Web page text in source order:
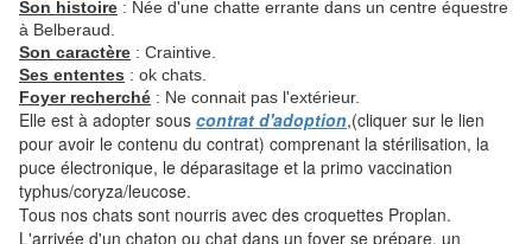
Son histoire : Née d'une chatte errante dans un centre équestre
à Belberaud.
Son caractère : Craintive.
Ses ententes : ok chats.
Foyer recherché : Ne connait pas l'extérieur.
Elle est à adopter sous contrat d'adoption,(cliquer sur le lien
pour avoir le contenu du contrat) comprenant la stérilisation, la
puce électronique, le déparasitage et la primo vaccination
typhus/coryza/leucose.
Tous nos chats sont nourris avec des croquettes Proplan.
L'arrivée d'un chaton ou chat dans un foyer se prépare, un